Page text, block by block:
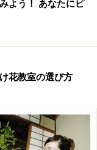
す。三大流派以外
とは、「今ある
勢の人が「楽し
然に伝えられて
よう！ あなたにピ
花教室の選び方